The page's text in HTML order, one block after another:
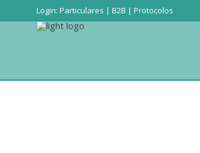
Login: Particulares | B2B | Protocolos